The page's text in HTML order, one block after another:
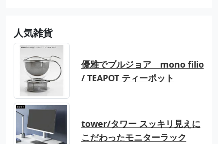
人気雑貨
優雅でブルジョア mono filio
/ TEAPOT ティーポット
tower/タワー スッキリ見えに
こだわったモニターラック